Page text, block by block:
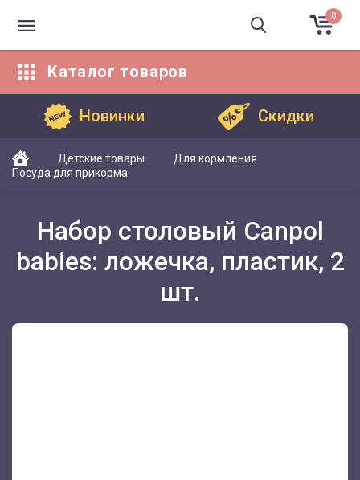
0
Каталог товаров
Новинки Скидки
Детские товары
Для кормления
Посуда для прикорма
Набор столовый Canpol
babies: ложечка, пластик, 2
шт.